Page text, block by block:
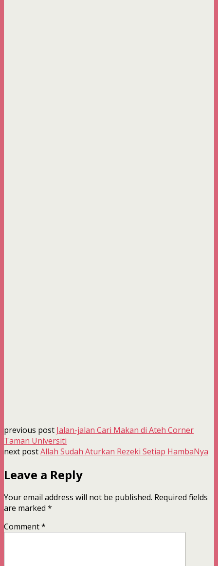
previous post Jalan-jalan Cari Makan di Ateh Corner
Taman Universiti
next postAllah Sudah Aturkan Rezeki Setiap HambaNya
Leave a Reply
Your email address will not be published. Required fields
are marked *
Comment*